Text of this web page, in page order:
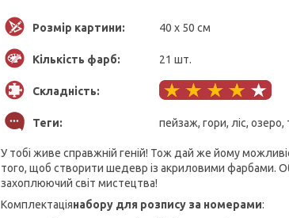
Розмір картини: 40 х 50 см
Кількість фарб: 21 шт.
Складність:
Теги: пейзаж, гори, ліс, озеро,
У тобі живе справжній геній! Тож дай же йому
того, щоб створити шедевр із акриловими фарбами.
захоплюючий світ мистецтва!
Комплектаціянабору для розпису за номерами: